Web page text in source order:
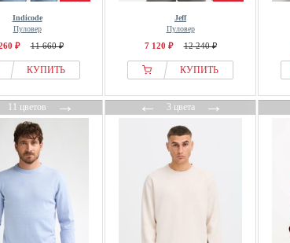
Indicode
Пуловер
₽ 11 660 ₽
КУПИТЬ
Jeff
Пуловер
7 120 ₽ 12 240 ₽
КУПИТЬ
11 цветов→ ←3 цвета→